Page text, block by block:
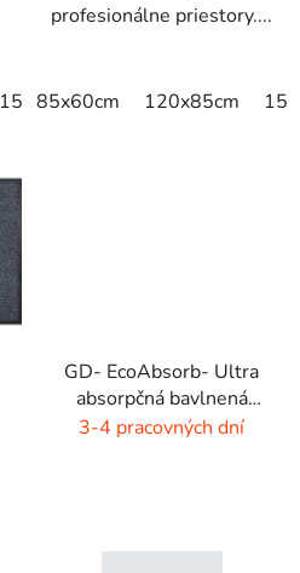
150x85cm 175x115cm
profesionálne priestory....
85x60cm 120x85cm
GD- EcoAbsorb- Ultra
absorpčná bavlnená
rohož -sivý melír
3-4 pracovných dní